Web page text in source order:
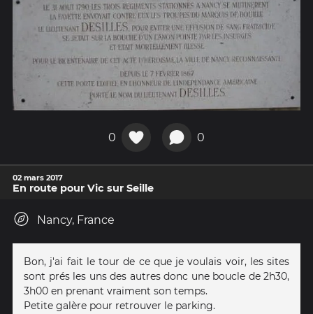
0 0
02 mars 2017
En route pour Vic sur Seille
Nancy, France
Bon, j'ai fait le tour de ce que je voulais voir, les sites
sont prés les uns des autres donc une boucle de 2h30,
3h00 en prenant vraiment son temps.
Petite galère pour retrouver le parking.